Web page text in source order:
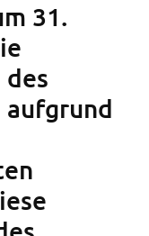
31.
aufgrund